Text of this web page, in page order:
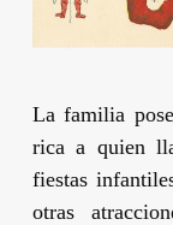
La familia
rica a quien
fiestas
otras